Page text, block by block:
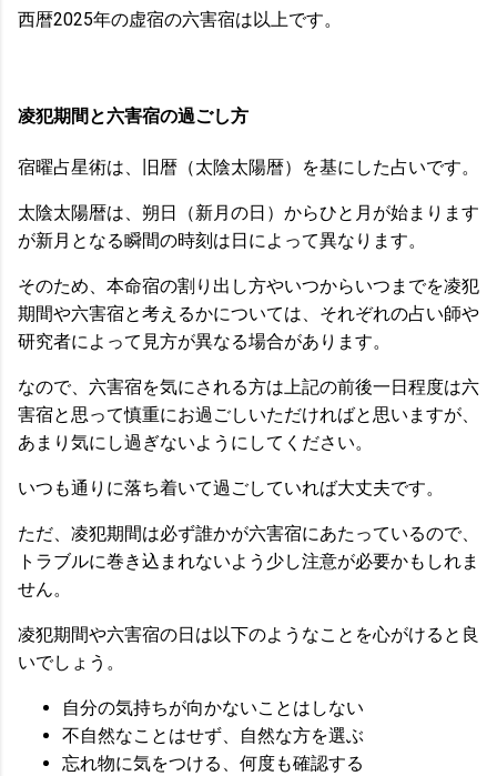
西暦2025年の虚宿の六害宿は以上です。
凌犯期間と六害宿の過ごし方
宿曜占星術は、旧暦（太陰太陽暦）を基にした占いです。
太陰太陽暦は、朔日（新月の日）からひと月が始まります
が新月となる瞬間の時刻は日によって異なります。
そのため、本命宿の割り出し方やいつからいつまでを凌犯
期間や六害宿と考えるかについては、それぞれの占い師や
研究者によって見方が異なる場合があります。
なので、六害宿を気にされる方は上記の前後一日程度は六
害宿と思って慎重にお過ごしいただければと思いますが、
あまり気にし過ぎないようにしてください。
いつも通りに落ち着いて過ごしていれば大丈夫です。
ただ、凌犯期間は必ず誰かが六害宿にあたっているので、
トラブルに巻き込まれないよう少し注意が必要かもしれま
せん。
凌犯期間や六害宿の日は以下のようなことを心がけると良
いでしょう。
自分の気持ちが向かないことはしない
不自然なことはせず、自然な方を選ぶ
忘れ物に気をつける、何度も確認する